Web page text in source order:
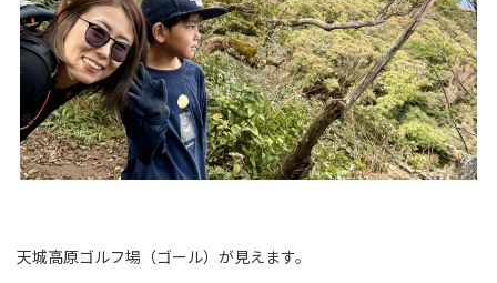
天城高原ゴルフ場（ゴール）が見えます。